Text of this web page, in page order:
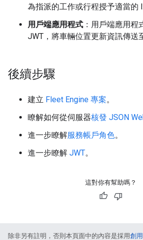
為指派的工作或行程授予適當的
用戶端應用程式 ：用戶端應用程
JWT，將車輛位置更新資訊傳送
後續步驟
建立 Fleet Engine 專案。
瞭解如何從伺服器核發 JSON
進一步瞭解服務帳戶角色。
進一步瞭解 JWT。
這對你有幫助嗎？
除非另有註明，否則本頁面中的內容是採用創